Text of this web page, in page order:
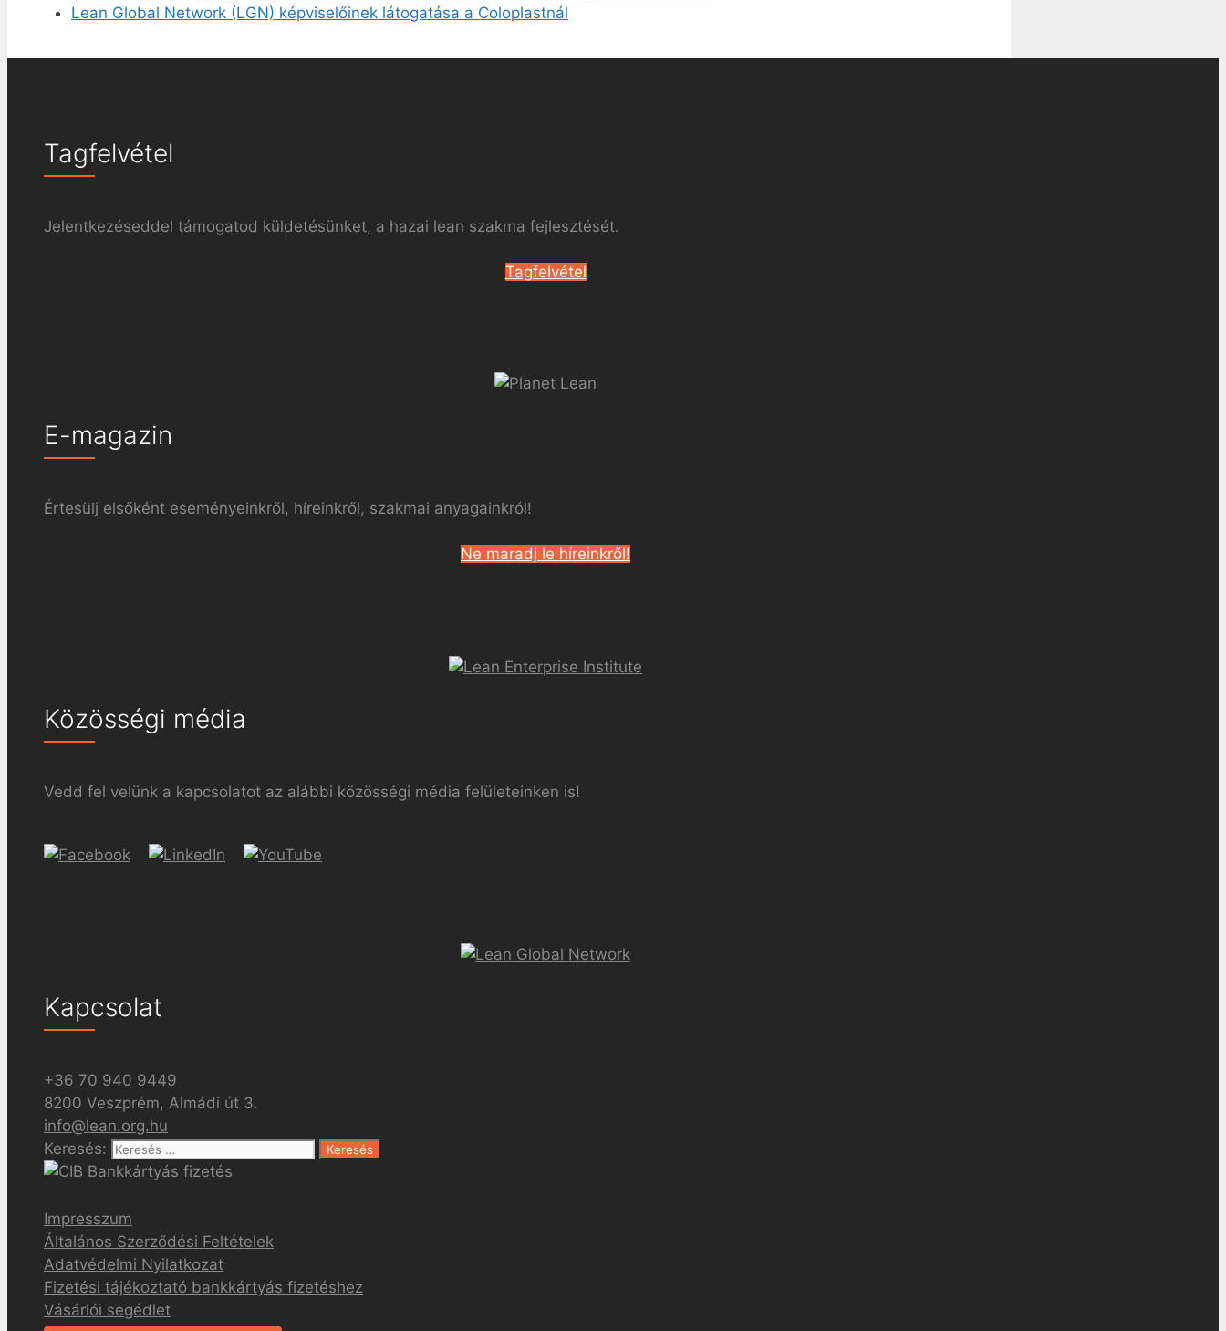
Lean Global Network (LGN) képviselőinek látogatása a Coloplastnál
Tagfelvétel
Jelentkezéseddel támogatod küldetésünket, a hazai lean szakma fejlesztését.
Tagfelvétel
E-magazin
Értesülj elsőként eseményeinkről, híreinkről, szakmai anyagainkról!
Ne maradj le híreinkről!
Közösségi média
Vedd fel velünk a kapcsolatot az alábbi közösségi média felületeinken is!
Kapcsolat
+36 70 940 9449
8200 Veszprém, Almádi út 3.
info@lean.org.hu
Keresés:
Impresszum
Általános Szerződési Feltételek
Adatvédelmi Nyilatkozat
Fizetési tájékoztató bankkártyás fizetéshez
Vásárlói segédlet